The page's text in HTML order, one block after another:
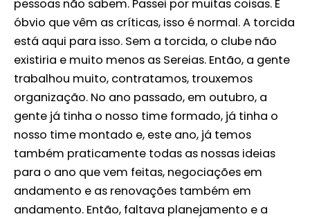
pessoas não sabem. Passei por muitas coisas. É
óbvio que vêm as críticas, isso é normal. A torcida
está aqui para isso. Sem a torcida, o clube não
existiria e muito menos as Sereias. Então, a gente
trabalhou muito, contratamos, trouxemos
organização. No ano passado, em outubro, a
gente já tinha o nosso time formado, já tinha o
nosso time montado e, este ano, já temos
também praticamente todas as nossas ideias
para o ano que vem feitas, negociações em
andamento e as renovações também em
andamento. Então, faltava planejamento e a